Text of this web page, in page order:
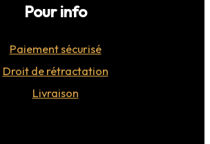
Pour info
Paiement sécurisé
Droit de rétractation
Livraison